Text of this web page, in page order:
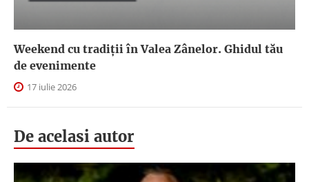
Weekend cu tradiții în Valea Zânelor. Ghidul tău
de evenimente
17 iulie 2026
De acelasi autor